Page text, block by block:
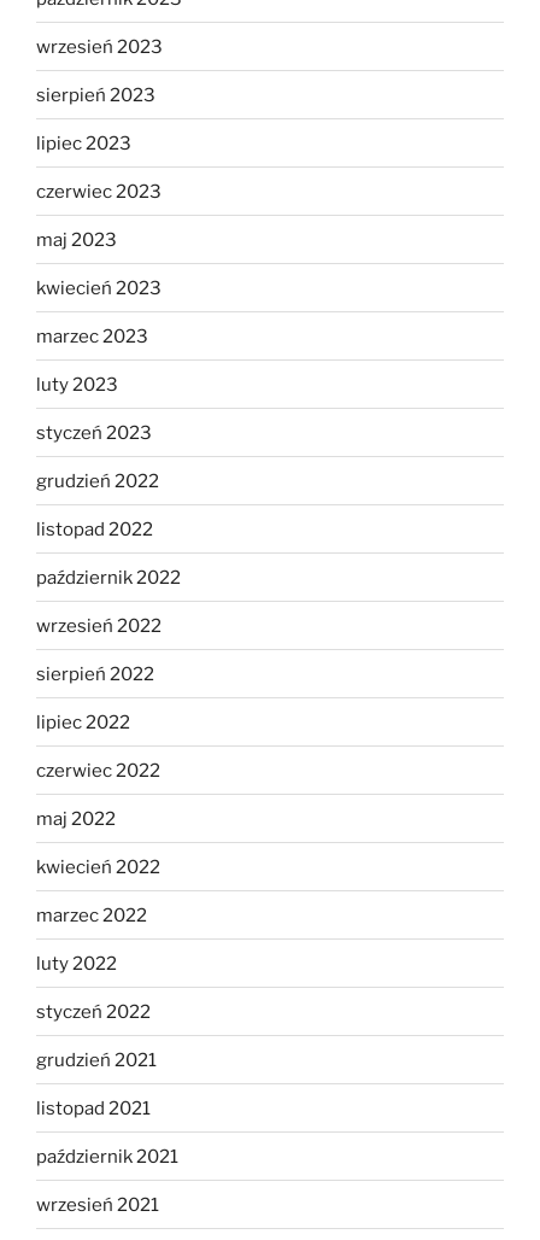
wrzesień 2023
sierpień 2023
lipiec 2023
czerwiec 2023
maj 2023
kwiecień 2023
marzec 2023
luty 2023
styczeń 2023
grudzień 2022
listopad 2022
październik 2022
wrzesień 2022
sierpień 2022
lipiec 2022
czerwiec 2022
maj 2022
kwiecień 2022
marzec 2022
luty 2022
styczeń 2022
grudzień 2021
listopad 2021
październik 2021
wrzesień 2021